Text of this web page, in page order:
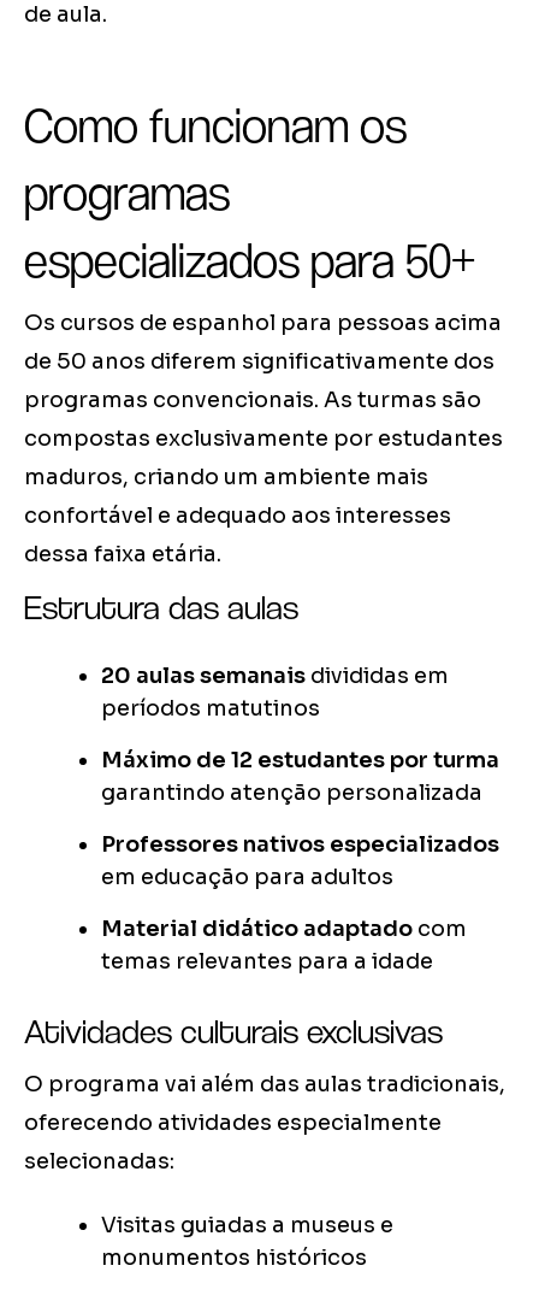
de aula.
Como funcionam os
programas
especializados para 50+
Os cursos de espanhol para pessoas acima
de 50 anos diferem significativamente dos
programas convencionais. As turmas são
compostas exclusivamente por estudantes
maduros, criando um ambiente mais
confortável e adequado aos interesses
dessa faixa etária.
Estrutura das aulas
20 aulas semanais divididas em
períodos matutinos
Máximo de 12 estudantes por turma
garantindo atenção personalizada
Professores nativos especializados
em educação para adultos
Material didático adaptado com
temas relevantes para a idade
Atividades culturais exclusivas
O programa vai além das aulas tradicionais,
oferecendo atividades especialmente
selecionadas:
Visitas guiadas a museus e
monumentos históricos